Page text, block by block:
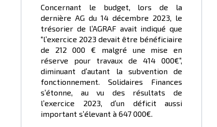
Concernant le budget, lors de la
dernière AG du 14 décembre 2023, le
trésorier de l’AGRAF avait indiqué que
“l’exercice 2023 devait être bénéficiaire
de 212 000 € malgré une mise en
réserve pour travaux de 414 000€”,
diminuant d’autant la subvention de
fonctionnement. Solidaires Finances
s’étonne, au vu des résultats de
l’exercice 2023, d’un déficit aussi
important s’élevant à 647 000€.